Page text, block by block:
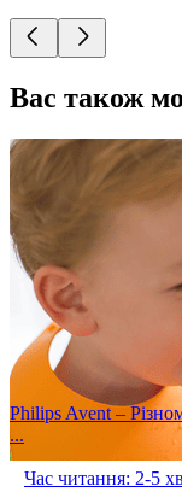
Вас також
Philips Avent –
...
Час читання: 2-5 хв